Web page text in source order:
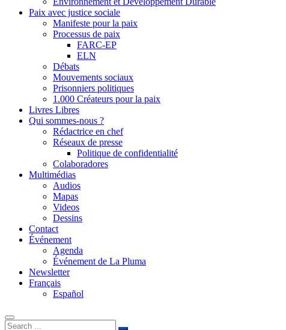
Paix avec justice sociale
Manifeste pour la paix
Processus de paix
FARC-EP
ELN
Débats
Mouvements sociaux
Prisonniers politiques
1.000 Créateurs pour la paix
Livres Libres
Qui sommes-nous ?
Rédactrice en chef
Réseaux de presse
Politique de confidentialité
Colaboradores
Multimédias
Audios
Mapas
Videos
Dessins
Contact
Événement
Agenda
Événement de La Pluma
Newsletter
Français
Español